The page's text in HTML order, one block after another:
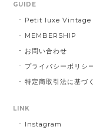
GUIDE
Petit luxe Vintage
MEMBERSHIP
お問い合わせ
プライバシーポリシ
特定商取引法に基づ
LINK
Instagram